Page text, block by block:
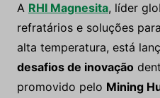
A RHI Magnesita, líder
refratários e soluções
alta temperatura, está
desafios de inovação
promovido pelo Mining